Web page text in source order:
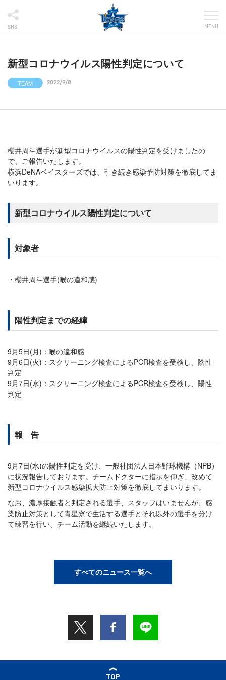
SNS MENU
新型コロナウイルス陽性判定について
TEAM 2022/9/8
櫻井周斗選手が新型コロナウイルスの陽性判定を受けましたの
で、ご報告いたします。
横浜DeNAベイスターズでは、引き続き感染予防対策を徹底してま
いります。
新型コロナウイルス陽性判定について
対象者
櫻井周斗選手(喉の違和感)
陽性判定までの経緯
9月5日(月)：喉の違和感
9月6日(火)：スクリーニング検査によるPCR検査を受検し、陰性
判定
9月7日(水)：スクリーニング検査によるPCR検査を受検し、陽性
判定
報 告
9月7日(水)の陽性判定を受け、一般社団法人日本野球機構（NPB）
に状況報告しております。チームドクターに指示を仰ぎ、改めて
新型コロナウイルス感染拡大防止対策を徹底してまいります。
なお、濃厚接触者と判定される選手、スタッフはいませんが、感
染防止対策として青星寮で生活する選手とそれ以外の選手を分け
て練習を行い、チーム活動を継続いたします。
すべてのニュース一覧へ
TOP